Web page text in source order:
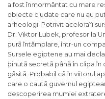
a fost înmormântat cu mare
obiecte ciudate care nu au
arheologi. Potrivit aceloraºi
Dr. Viktor Lubek, profesor la
purã întâmplare, într-un
Sursele egiptene au mai
þinutã secretã pânã în clipa
gãsitã. Probabil cã în viitorul
care o cautã guvernul
descoperirea mumiei